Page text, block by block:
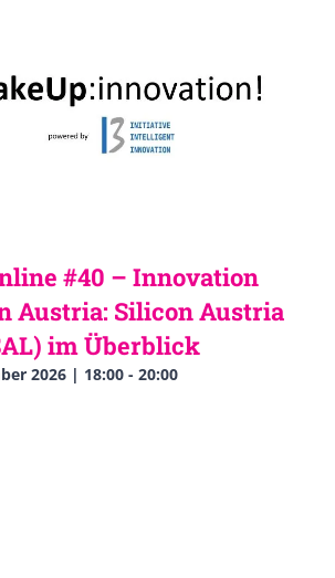
#40 – Innovation
Austria: Silicon Austria
im Überblick
2026 | 18:00- 20:00